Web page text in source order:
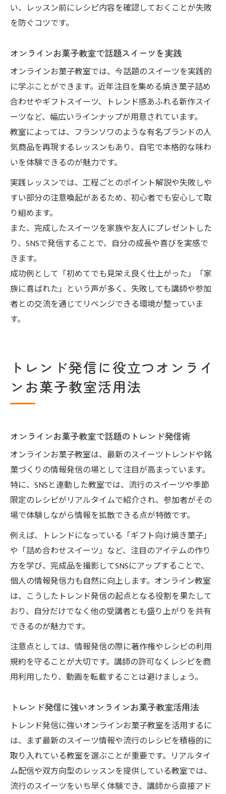
い、レッスン前にレシピ内容を確認しておくことが失敗
を防ぐコツです。
オンラインお菓子教室で話題スイーツを実践
オンラインお菓子教室では、今話題のスイーツを実践的
に学ぶことができます。近年注目を集める焼き菓子詰め
合わせやギフトスイーツ、トレンド感あふれる新作スイ
ーツなど、幅広いラインナップが用意されています。
教室によっては、フランソワのような有名ブランドの人
気商品を再現するレッスンもあり、自宅で本格的な味わ
いを体験できるのが魅力です。
実践レッスンでは、工程ごとのポイント解説や失敗しや
すい部分の注意喚起があるため、初心者でも安心して取
り組めます。
また、完成したスイーツを家族や友人にプレゼントした
り、SNSで発信することで、自分の成長や喜びを実感で
きます。
成功例として「初めてでも見栄え良く仕上がった」「家
族に喜ばれた」という声が多く、失敗しても講師や参加
者との交流を通じてリベンジできる環境が整っていま
す。
トレンド発信に役立つオンライ
ンお菓子教室活用法
オンラインお菓子教室で話題のトレンド発信術
オンラインお菓子教室は、最新のスイーツトレンドや銘
菓づくりの情報発信の場として注目が高まっています。
特に、SNSと連動した教室では、流行のスイーツや季節
限定のレシピがリアルタイムで紹介され、参加者がその
場で体験しながら情報を拡散できる点が特徴です。
例えば、トレンドになっている「ギフト向け焼き菓子」
や「詰め合わせスイーツ」など、注目のアイテムの作り
方を学び、完成品を撮影してSNSにアップすることで、
個人の情報発信力も自然に向上します。オンライン教室
は、こうしたトレンド発信の起点となる役割を果たして
おり、自分だけでなく他の受講者とも盛り上がりを共有
できるのが魅力です。
注意点としては、情報発信の際に著作権やレシピの利用
規約を守ることが大切です。講師の許可なくレシピを商
用利用したり、動画を転載することは避けましょう。
トレンド発信に強いオンラインお菓子教室活用法
トレンド発信に強いオンラインお菓子教室を活用するに
は、まず最新のスイーツ情報や流行のレシピを積極的に
取り入れている教室を選ぶことが重要です。リアルタイ
ム配信や双方向型のレッスンを提供している教室では、
流行のスイーツをいち早く体験でき、講師から直接アド